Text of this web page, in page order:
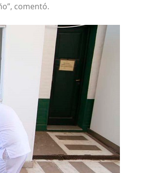
comentó.